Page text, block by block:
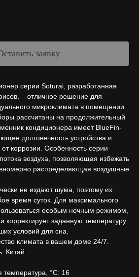
заявку
серии Soturai, разработанная
– отличное решение для
микроклимата в помещении.
рассчитаны на продолжительный
кондиционера имеет BlueFin-
долговечность устройства и
коррозии. Особенность серии
воздуха, позволяющая избежать
распределяющая воздушные
не издают шума, поэтому их
время суток. Для максимального
особым ночным режимом,
корректирует заданную температуру
условий для сна.
климата в вашем доме 24/7.
Китай
°С: 16